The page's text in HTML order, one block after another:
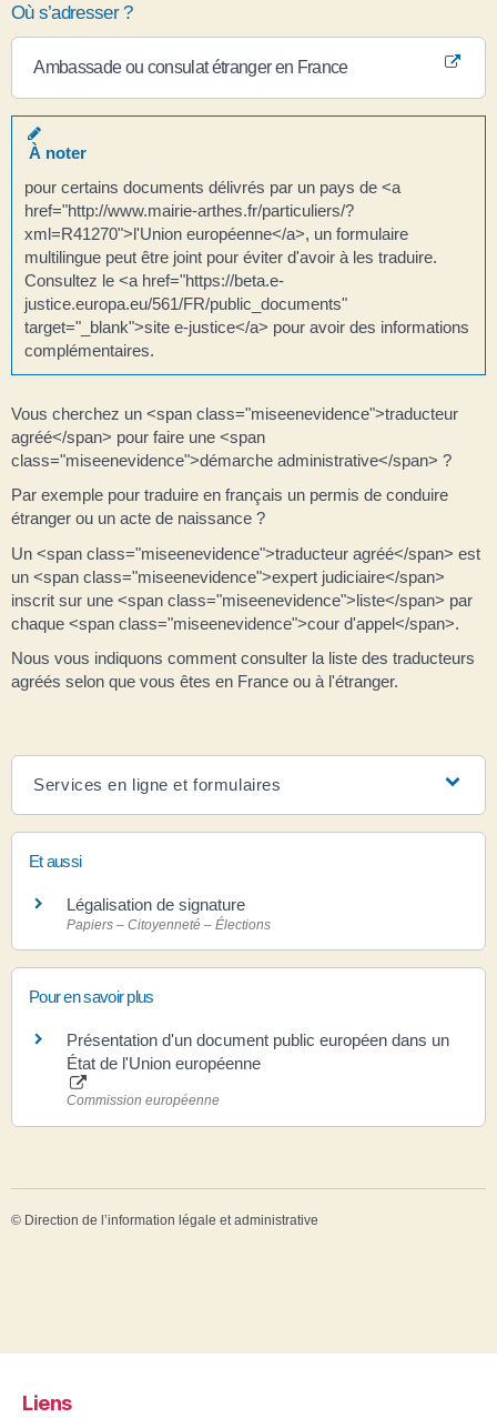
Où s’adresser ?
Ambassade ou consulat étranger en France
À noter
pour certains documents délivrés par un pays de <a
href="http://www.mairie-arthes.fr/particuliers/?
xml=R41270">l'Union européenne</a>, un formulaire
multilingue peut être joint pour éviter d'avoir à les traduire.
Consultez le <a href="https://beta.e-
justice.europa.eu/561/FR/public_documents"
target="_blank">site e-justice</a> pour avoir des informations
complémentaires.
Vous cherchez un <span class="miseenevidence">traducteur
agréé</span> pour faire une <span
class="miseenevidence">démarche administrative</span> ?
Par exemple pour traduire en français un permis de conduire
étranger ou un acte de naissance ?
Un <span class="miseenevidence">traducteur agréé</span> est
un <span class="miseenevidence">expert judiciaire</span>
inscrit sur une <span class="miseenevidence">liste</span> par
chaque <span class="miseenevidence">cour d'appel</span>.
Nous vous indiquons comment consulter la liste des traducteurs
agréés selon que vous êtes en France ou à l'étranger.
Services en ligne et formulaires
Et aussi
Légalisation de signature
Papiers – Citoyenneté – Élections
Pour en savoir plus
Présentation d'un document public européen dans un
État de l'Union européenne
Commission européenne
© Direction de l’information légale et administrative
Liens